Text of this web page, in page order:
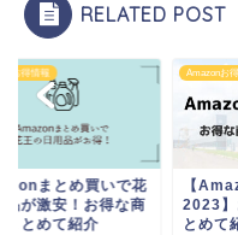
RELATED POST
お得情報
プライムデー
】お得な商品をま
て紹介！
Amazonお
【
イデー
品・飲